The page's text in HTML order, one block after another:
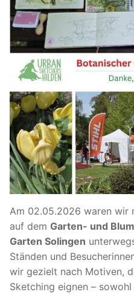
Am 02.05.2026 waren wir
auf dem Garten- und
Garten Solingen
Ständen und
wir gezielt nach Motiven,
Sketching eignen –